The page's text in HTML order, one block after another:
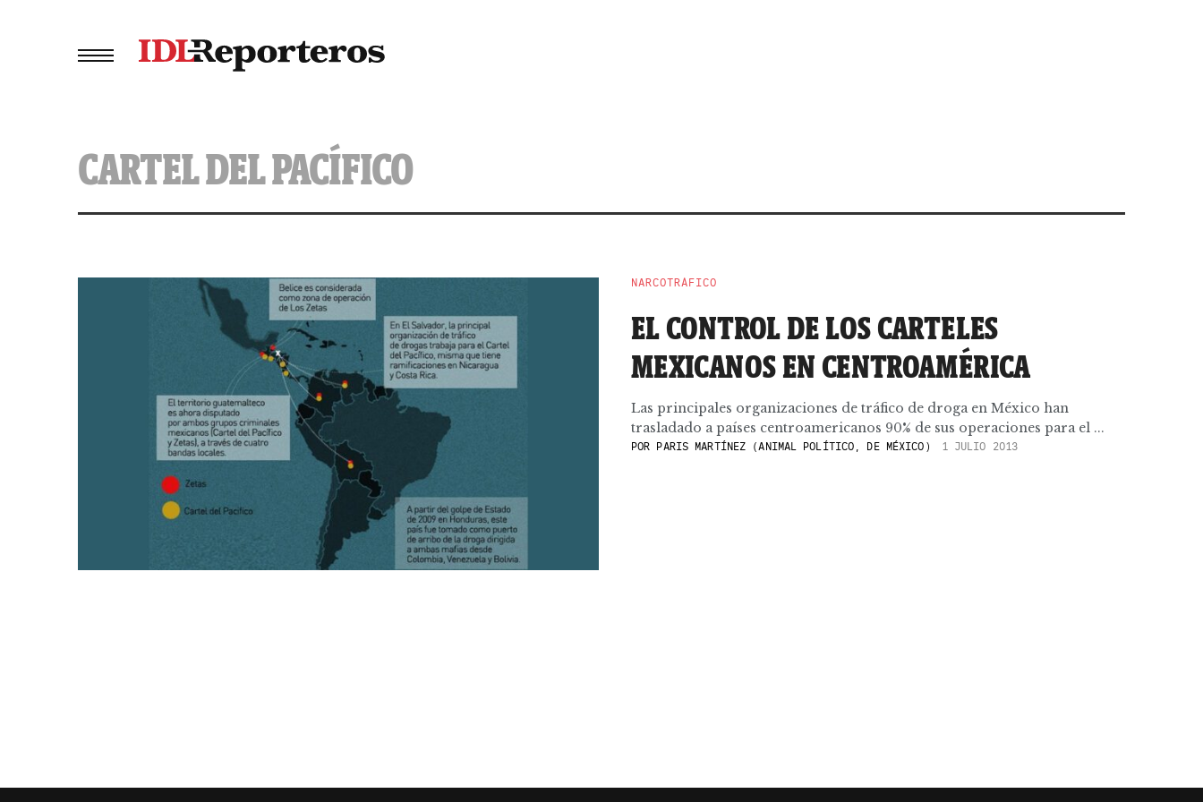
CARTEL DEL PACÍFICO
NARCOTRÁFICO
EL CONTROL DE LOS CARTELES
MEXICANOS EN CENTROAMÉRICA
Las principales organizaciones de tráfico de droga en México han
trasladado a países centroamericanos 90% de sus operaciones para el ...
POR PARIS MARTÍNEZ (ANIMAL POLÍTICO, DE MÉXICO) 1 JULIO 2013